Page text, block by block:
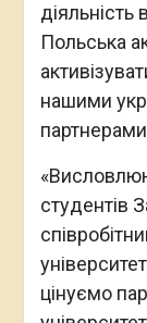
діяльність
Польська
нашими
«Висловлюю
студентів
цінуємо